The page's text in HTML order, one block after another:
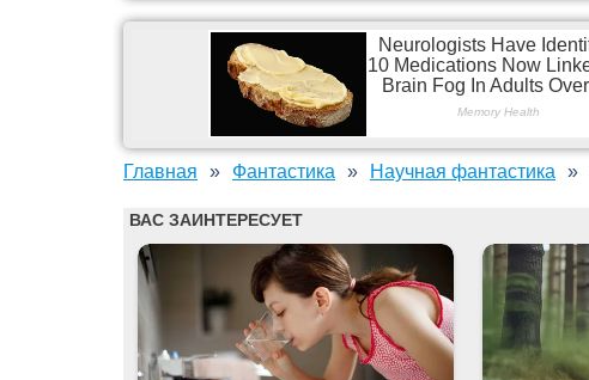
Главная Фантастика Научная фантастика